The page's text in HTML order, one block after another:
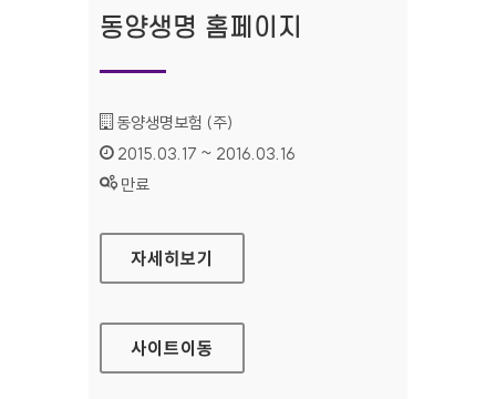
동양생명 홈페이지
기관명 :
동양생명보험 (주)
인증기간 :
2015.03.17 ~ 2016.03.16
상태 :
만료
동양생명 홈페이지
자세히보기
사이트이동